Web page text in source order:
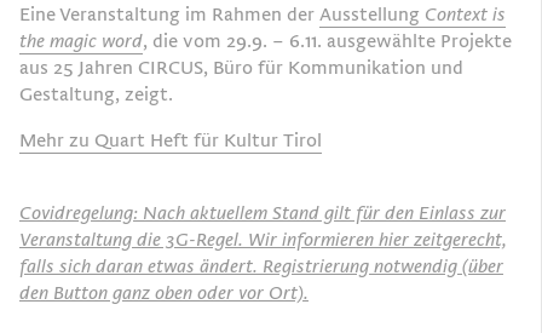
Eine Veranstaltung im Rahmen der Ausstellung Context is
the magic word, die vom 29.9. – 6.11. ausgewählte Projekte
aus 25 Jahren CIRCUS, Büro für Kommunikation und
Gestaltung, zeigt.
Mehr zu Quart Heft für Kultur Tirol
Covidregelung: Nach aktuellem Stand gilt für den Einlass zur
Veranstaltung die 3G-Regel. Wir informieren hier zeitgerecht,
falls sich daran etwas ändert. Registrierung notwendig (über
den Button ganz oben oder vor Ort).